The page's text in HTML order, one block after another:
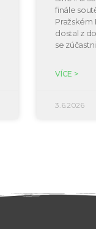
finále
Pražském
dostal z
se
VÍCE >
3.6.2026